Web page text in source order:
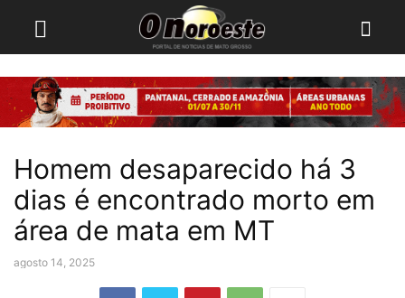
Homem desaparecido há 3
dias é encontrado morto em
área de mata em MT
agosto 14, 2025